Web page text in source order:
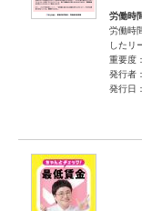
労働時
労働時
したリ
重要
発行者
発行日